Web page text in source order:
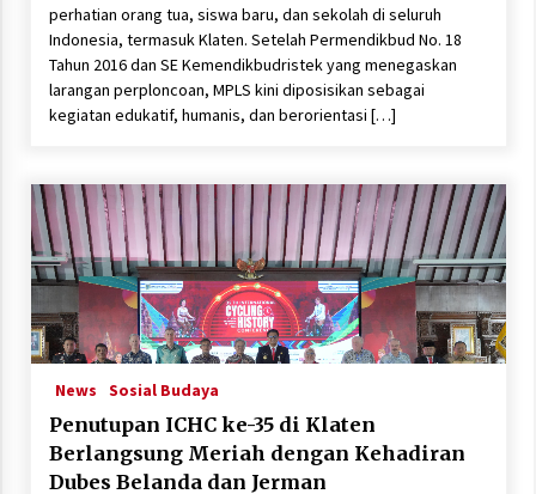
perhatian orang tua, siswa baru, dan sekolah di seluruh
Indonesia, termasuk Klaten. Setelah Permendikbud No. 18
Tahun 2016 dan SE Kemendikbudristek yang menegaskan
larangan perploncoan, MPLS kini diposisikan sebagai
kegiatan edukatif, humanis, dan berorientasi […]
News Sosial Budaya
Penutupan ICHC ke-35 di Klaten
Berlangsung Meriah dengan Kehadiran
Dubes Belanda dan Jerman